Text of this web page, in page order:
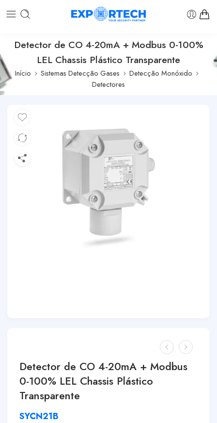
Detector de CO 4-20mA + Modbus 0-100%
LEL Chassis Plástico Transparente
Início Sistemas Detecção Gases
Detecção Monóxido
Detectores
Detector de CO 4-20mA + Modbus
0-100% LEL Chassis Plástico
Transparente
SYCN21B